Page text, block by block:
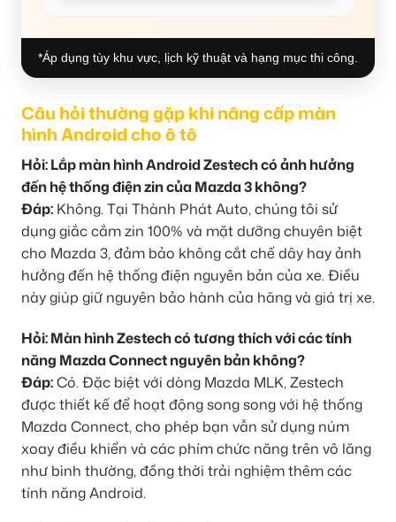
*Áp dụng tùy khu vực, lịch kỹ thuật và hạng mục thi công.
Câu hỏi thường gặp khi nâng cấp màn
hình Android cho ô tô
Hỏi: Lắp màn hình Android Zestech có ảnh hưởng
đến hệ thống điện zin của Mazda 3 không?
Đáp: Không. Tại Thành Phát Auto, chúng tôi sử
dụng giắc cắm zin 100% và mặt dưỡng chuyên biệt
cho Mazda 3, đảm bảo không cắt chế dây hay ảnh
hưởng đến hệ thống điện nguyên bản của xe. Điều
này giúp giữ nguyên bảo hành của hãng và giá trị xe.
Hỏi: Màn hình Zestech có tương thích với các tính
năng Mazda Connect nguyên bản không?
Đáp:Có. Đặc biệt với dòng Mazda MLK, Zestech
được thiết kế để hoạt động song song với hệ thống
Mazda Connect, cho phép bạn vẫn sử dụng núm
xoay điều khiển và các phím chức năng trên vô lăng
như bình thường, đồng thời trải nghiệm thêm các
tính năng Android.